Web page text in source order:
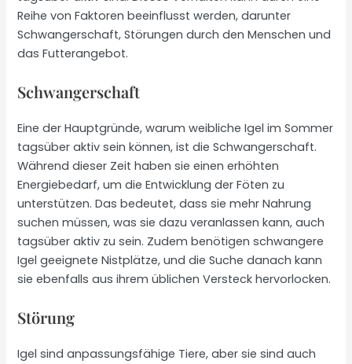
Reihe von Faktoren beeinflusst werden, darunter
Schwangerschaft, Störungen durch den Menschen und
das Futterangebot.
Schwangerschaft
Eine der Hauptgründe, warum weibliche Igel im Sommer
tagsüber aktiv sein können, ist die Schwangerschaft.
Während dieser Zeit haben sie einen erhöhten
Energiebedarf, um die Entwicklung der Föten zu
unterstützen. Das bedeutet, dass sie mehr Nahrung
suchen müssen, was sie dazu veranlassen kann, auch
tagsüber aktiv zu sein. Zudem benötigen schwangere
Igel geeignete Nistplätze, und die Suche danach kann
sie ebenfalls aus ihrem üblichen Versteck hervorlocken.
Störung
Igel sind anpassungsfähige Tiere, aber sie sind auch